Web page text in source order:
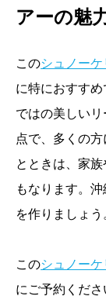
アーの魅
このシュノー
に特におすす
ではの美しい
点で、多くの
とときは、家
もなります。
を作りましょう
このシュノー
にご予約くだ